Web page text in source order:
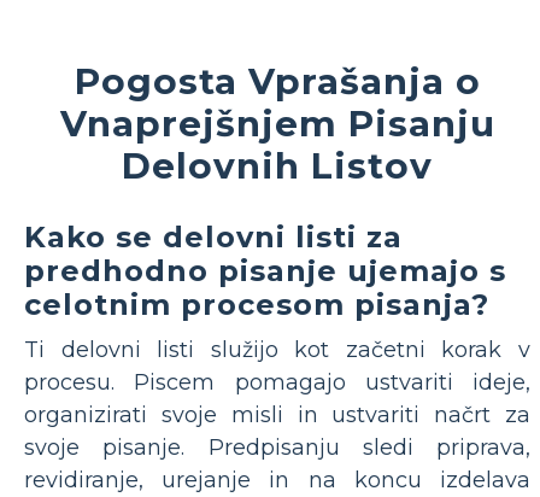
Pogosta Vprašanja o
Vnaprejšnjem Pisanju
Delovnih Listov
Kako se delovni listi za
predhodno pisanje ujemajo s
celotnim procesom pisanja?
Ti delovni listi služijo kot začetni korak v
procesu. Piscem pomagajo ustvariti ideje,
organizirati svoje misli in ustvariti načrt za
svoje pisanje. Predpisanju sledi priprava,
revidiranje, urejanje in na koncu izdelava